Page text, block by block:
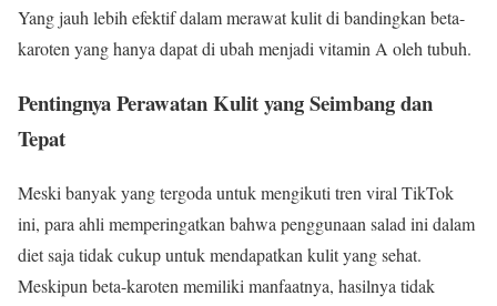
Yang jauh lebih efektif dalam merawat kulit di bandingkan beta-
karoten yang hanya dapat di ubah menjadi vitamin A oleh tubuh.
Pentingnya Perawatan Kulit yang Seimbang dan
Tepat
Meski banyak yang tergoda untuk mengikuti tren viral TikTok
ini, para ahli memperingatkan bahwa penggunaan salad ini dalam
diet saja tidak cukup untuk mendapatkan kulit yang sehat.
Meskipun beta-karoten memiliki manfaatnya, hasilnya tidak